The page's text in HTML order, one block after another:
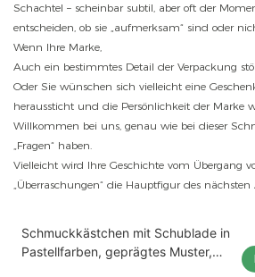
Schachtel – scheinbar subtil, aber oft der
entscheiden, ob sie „aufmerksam“ sind oder
Wenn Ihre Marke,
Auch ein bestimmtes Detail der Verpackung
Oder Sie wünschen sich vielleicht eine
heraussticht und die Persönlichkeit der Marke
Willkommen bei uns, genau wie bei dieser
„Fragen“ haben.
Vielleicht wird Ihre Geschichte vom Übergang
„Überraschungen“ die Hauptfigur des nächsten
Schmuckkästchen mit Schublade in
Pastellfarben, geprägtes Muster,